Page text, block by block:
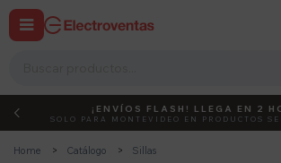

DEBUT ACTIVÁ EL
¡ENVÍOS FLASH! LLEGA EN 2
SOLO PARA MONTEVIDEO EN PRODUCTOS
Home Catálogo Sillas